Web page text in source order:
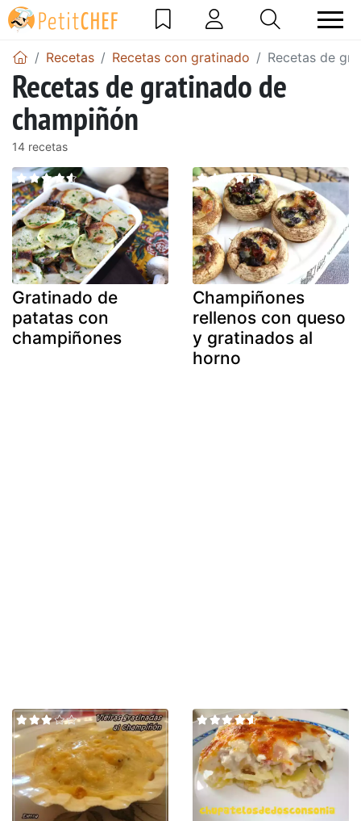
Recetas Recetas con gratinado Recetas de
Recetas de gratinado de
champiñón
14 recetas
Gratinado de
patatas con
champiñones
Champiñones
rellenos con queso
y gratinados al
horno